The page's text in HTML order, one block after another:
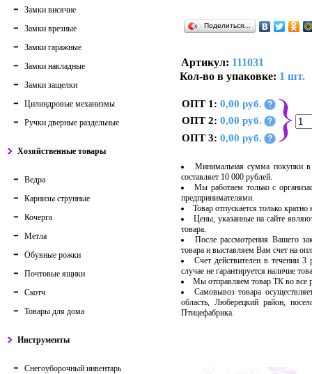
Замки висячие
Замки врезные
Замки гаражные
Замки накладные
Замки защелки
Цилиндровые механизмы
Ручки дверные раздельные
Хозяйственные товары
Ведра
Карнизы струнные
Кочерга
Метла
Обувные рожки
Почтовые ящики
Скотч
Товары для дома
Инструменты
Снегоуборочный инвентарь
Поделиться…
Артикул: 111031
Кол-во в упаковке: 1 шт.
ОПТ 1: 0,00 руб. ?
ОПТ 2: 0,00 руб. ?
ОПТ 3: 0,00 руб. ?
Минимальная сумма покупки в
составляет 10 000 рублей.
Мы работаем только с
предпринимателями.
Товар отпускается только
Цены, указанные на сайте
товара.
После рассмотрения Вашего
товара и выставляем Вам счет на
Счет действителен в течении
случае не гарантируется наличие
Мы отправляем товар ТК во
Самовывоз товара
область, Люберецкий район,
Птицефабрика.